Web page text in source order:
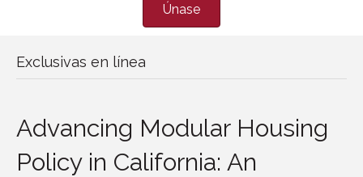
Únase
Exclusivas en línea
Advancing Modular Housing
Policy in California: An